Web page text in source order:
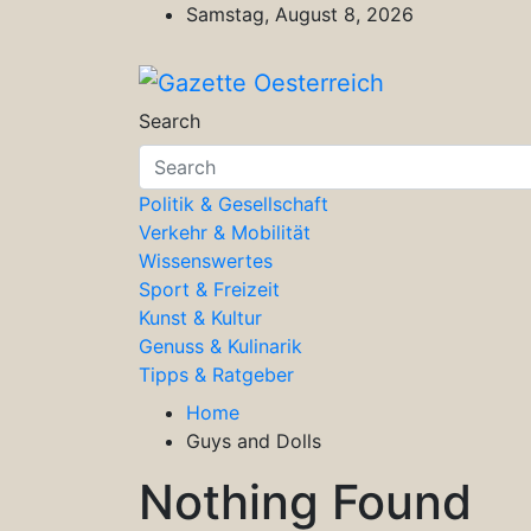
Samstag, August 8, 2026
Gazette Oesterreich
Magazin für Freizeit, Politik, Kultur
Search
Politik & Gesellschaft
Verkehr & Mobilität
Wissenswertes
Sport & Freizeit
Kunst & Kultur
Genuss & Kulinarik
Tipps & Ratgeber
Home
Guys and Dolls
Nothing Found